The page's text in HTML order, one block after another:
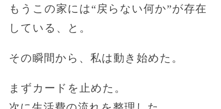
もうこの家には“戻らない何か”が存在
している、と。
その瞬間から、私は動き始めた。
まずカードを止めた。